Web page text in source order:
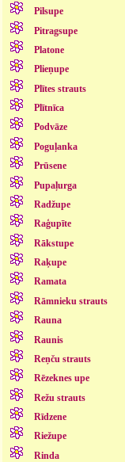
Pilsupe
Pitragsupe
Platone
Plieņupe
Plītes strauts
Plītnīca
Podvāze
Poguļanka
Prūsene
Pupaļurga
Radžupe
Raģupīte
Rākstupe
Raķupe
Ramata
Rāmnieku strauts
Rauna
Raunis
Reņču strauts
Rēzeknes upe
Režu strauts
Rīdzene
Riežupe
Rinda